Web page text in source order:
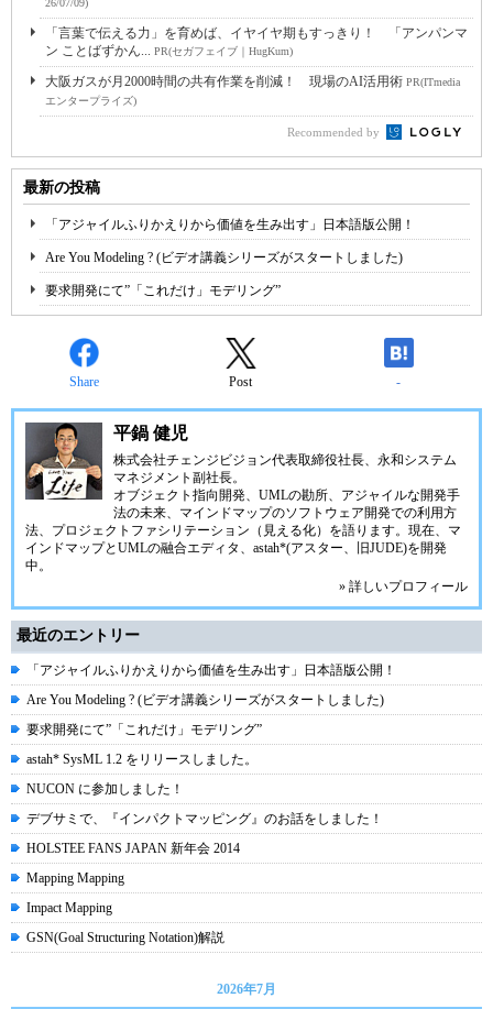
26/07/09)
「言葉で伝える力」を育めば、イヤイヤ期もすっきり！ 「アンパンマ
ン ことばずかん... PR(セガフェイブ｜HugKum)
大阪ガスが月2000時間の共有作業を削減！ 現場のAI活用術 PR(ITmedia
エンタープライズ)
Recommended by
最新の投稿
「アジャイルふりかえりから価値を生み出す」日本語版公開！
Are You Modeling ? (ビデオ講義シリーズがスタートしました)
要求開発にて”「これだけ」モデリング”
Share Post -
平鍋 健児
株式会社チェンジビジョン代表取締役社長、永和システム
マネジメント副社長。
オブジェクト指向開発、UMLの勘所、アジャイルな開発手
法の未来、マインドマップのソフトウェア開発での利用方
法、プロジェクトファシリテーション（見える化）を語ります。現在、マ
インドマップとUMLの融合エディタ、 astah*(アスター、旧JUDE)を開発
中。
» 詳しいプロフィール
最近のエントリー
「アジャイルふりかえりから価値を生み出す」日本語版公開！
Are You Modeling ? (ビデオ講義シリーズがスタートしました)
要求開発にて”「これだけ」モデリング”
astah* SysML 1.2 をリリースしました。
NUCON に参加しました！
デブサミで、『インパクトマッピング』のお話をしました！
HOLSTEE FANS JAPAN 新年会 2014
Mapping Mapping
Impact Mapping
GSN(Goal Structuring Notation)解説
2026年7月